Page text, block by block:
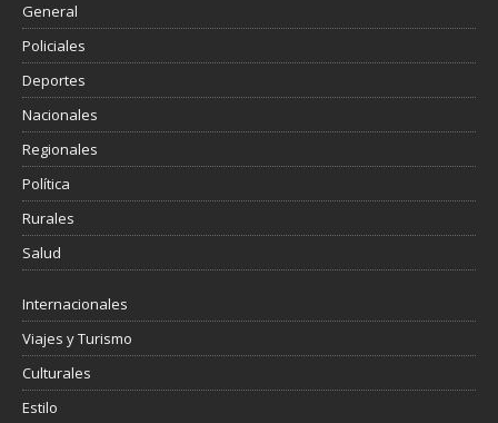
General
Policiales
Deportes
Nacionales
Regionales
Política
Rurales
Salud
Internacionales
Viajes y Turismo
Culturales
Estilo